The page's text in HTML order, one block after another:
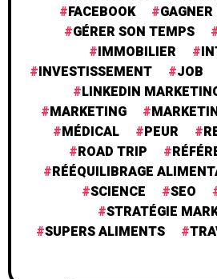
FACEBOOK
GÉRER SON TEMPS
IMMOBILIER
INVESTISSEMENT
JOB
LINKEDIN
MARKETING
MÉDICAL
PEUR
ROAD TRIP
RÉÉQUILIBRAGE
SCIENCE
SEO
STRATÉGIE
SUPERS ALIMENTS